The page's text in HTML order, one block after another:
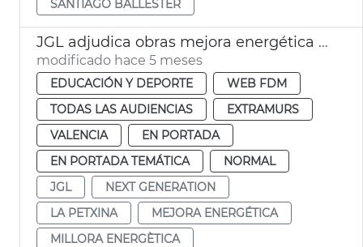
SANTIAGO BALLESTER
JGL adjudica obras mejora energética centro deportivo la Petxina València
modificado hace 5 meses
EDUCACIÓN Y DEPORTE
WEB FDM
TODAS LAS AUDIENCIAS
EXTRAMURS
VALENCIA
EN PORTADA
EN PORTADA TEMÁTICA
NORMAL
JGL
NEXT GENERATION
LA PETXINA
MEJORA ENERGÉTICA
MILLORA ENERGÈTICA